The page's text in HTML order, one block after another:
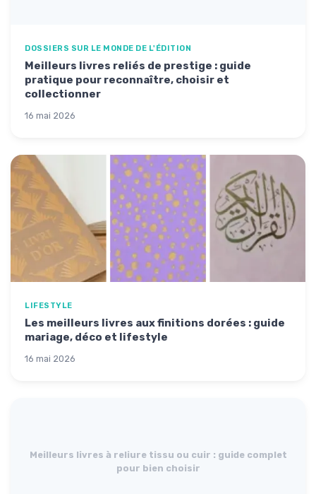
DOSSIERS SUR LE MONDE DE L'ÉDITION
Meilleurs livres reliés de prestige : guide
pratique pour reconnaître, choisir et
collectionner
16 mai 2026
LIFESTYLE
Les meilleurs livres aux finitions dorées : guide
mariage, déco et lifestyle
16 mai 2026
Meilleurs livres à reliure tissu ou cuir : guide complet
pour bien choisir